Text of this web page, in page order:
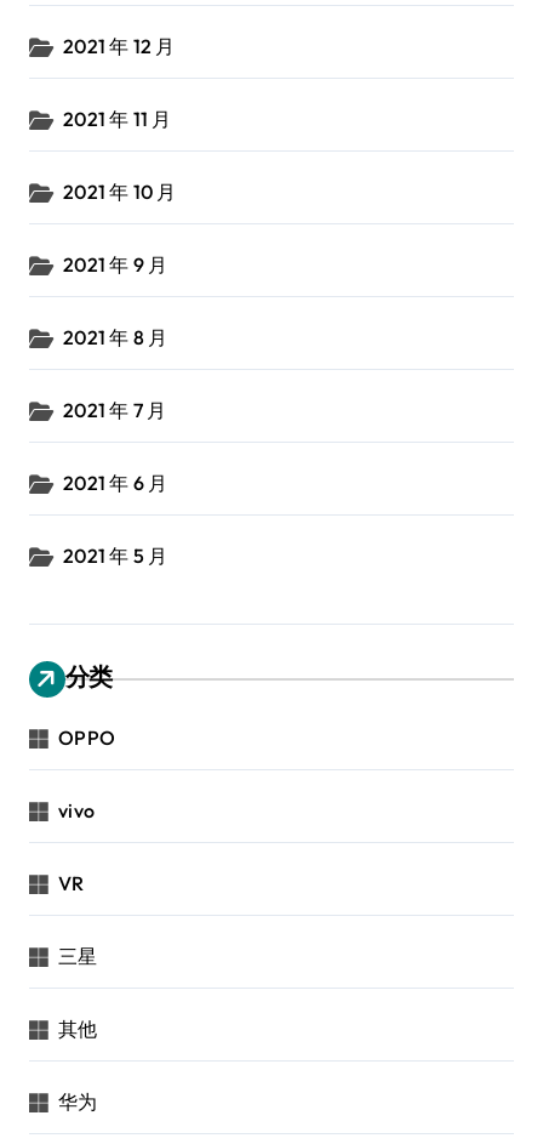
2021 年 12 月
2021 年 11 月
2021 年 10 月
2021 年 9 月
2021 年 8 月
2021 年 7 月
2021 年 6 月
2021 年 5 月
分类
OPPO
vivo
VR
三星
其他
华为